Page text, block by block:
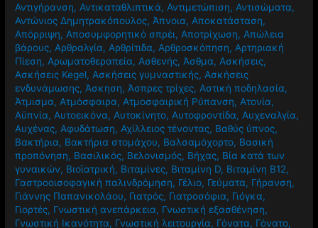
Αντιγήρανση, Αντικαταθλιπτικά, Αντιμετώπιση, Αντισώματα,
Αντώνιος Δημητρακόπουλος, Άπνοια, Αποκατάσταση,
Απόρριψη, Αποσυμφορητικό σπρέι, Αποτρίχωση, Απώλεια
βάρους, Αρθραλγία, Αρθρίτιδα, Αρθροσκόπηση, Αρτηριακή
Πίεση, Αρωματοθεραπεία, Ασθενής, Άσθμα, Ασκήσεις,
Ασκήσεις Kegel, Ασκήσεις γυμναστικής, Ασκήσεις
ενδυνάμωσης, Άσκηση, Άσπρες τρίχες, Αστική ποδηλασία,
Άτμισμα, Ατμόσφαιρα, Ατμοσφαιρική Ρύπανση, Ατονία,
Αϋπνία, Αυτοεικόνα, Αυτοκίνητο, Αυτοφροντίδα, Αυχεναλγία,
Αυχένας, Αφυδάτωση, Αχίλλειος τένοντας, Βαθύς ύπνος,
Βακτήρια, Βακτήρια στομάχου, Βαλσαμόχορτο, Βασική
προπόνηση, Βασιλικός, Βελονισμός, Βήχας, Βία κατά των
γυναικών, Βιοϊατρική, Βιταμίνες, Βιταμίνη D, Βιταμίνη Β12,
Γαστροοισοφαγική παλινδρόμηση, Γέλιο, Γεύματα, Γήρανση,
Γιάννης Παπανικολάου, Γιατρός, Γιατροσόφια, Γιόγκα,
Γιορτές, Γνωστική ανεπάρκεια, Γνωστική εξασθένηση,
Γνωστική Ικανότητα, Γνωστική λειτουργία, Γόνατα, Γόνατο,